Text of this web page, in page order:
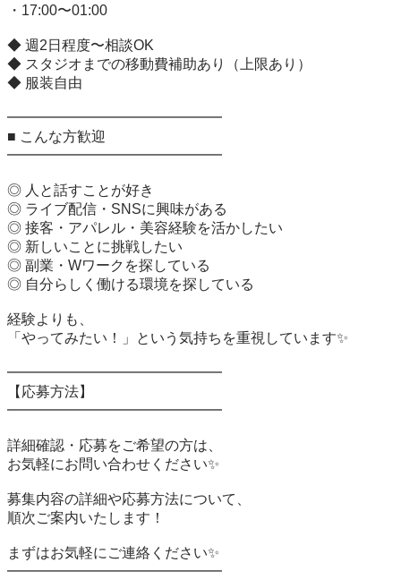
・17:00〜01:00
◆ 週2日程度〜相談OK
◆ スタジオまでの移動費補助あり（上限あり）
◆ 服装自由
━━━━━━━━━━━━━━━
■ こんな方歓迎
━━━━━━━━━━━━━━━
◎ 人と話すことが好き
◎ ライブ配信・SNSに興味がある
◎ 接客・アパレル・美容経験を活かしたい
◎ 新しいことに挑戦したい
◎ 副業・Wワークを探している
◎ 自分らしく働ける環境を探している
経験よりも、
「やってみたい！」という気持ちを重視しています✨
━━━━━━━━━━━━━━━
【応募方法】
━━━━━━━━━━━━━━━
詳細確認・応募をご希望の方は、
お気軽にお問い合わせください✨
募集内容の詳細や応募方法について、
順次ご案内いたします！
まずはお気軽にご連絡ください✨
━━━━━━━━━━━━━━━